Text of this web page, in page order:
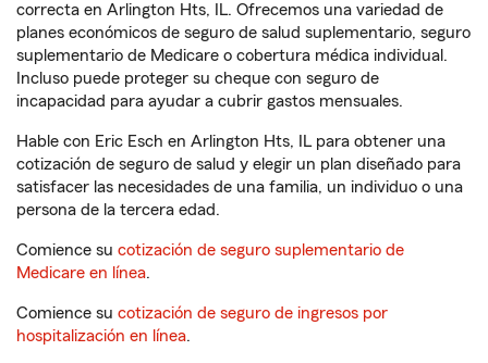
correcta en Arlington Hts, IL. Ofrecemos una variedad de
planes económicos de seguro de salud suplementario, seguro
suplementario de Medicare o cobertura médica individual.
Incluso puede proteger su cheque con seguro de
incapacidad para ayudar a cubrir gastos mensuales.
Hable con Eric Esch en Arlington Hts, IL para obtener una
cotización de seguro de salud y elegir un plan diseñado para
satisfacer las necesidades de una familia, un individuo o una
persona de la tercera edad.
Comience su cotización de seguro suplementario de
Medicare en línea.
Comience su cotización de seguro de ingresos por
hospitalización en línea.